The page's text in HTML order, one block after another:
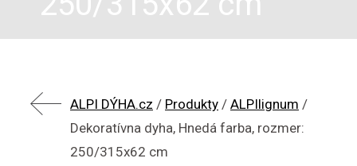
ALPI DÝHA.cz / Produkty / ALPIlignum /
Dekoratívna dyha, Hnedá farba, rozmer:
250/315x62 cm